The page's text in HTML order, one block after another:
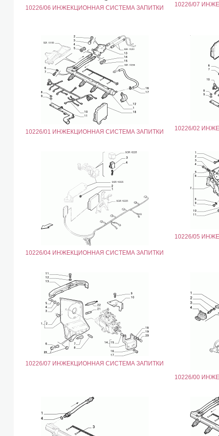
10226/06 ИНЖЕКЦИОННАЯ СИСТЕМА ЗАПИТКИ 10226/07
10226/01 ИНЖЕКЦИОННАЯ СИСТЕМА ЗАПИТКИ 10226/02
10226/04 ИНЖЕКЦИОННАЯ СИСТЕМА ЗАПИТКИ
10226/05
10226/07 ИНЖЕКЦИОННАЯ СИСТЕМА ЗАПИТКИ
10226/00